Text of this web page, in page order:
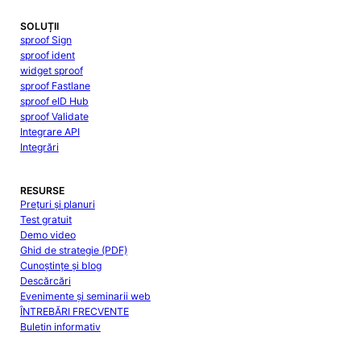
SOLUȚII
sproof Sign
sproof ident
widget sproof
sproof Fastlane
sproof eID Hub
sproof Validate
Integrare API
Integrări
RESURSE
Prețuri și planuri
Test gratuit
Demo video
Ghid de strategie (PDF)
Cunoștințe și blog
Descărcări
Evenimente și seminarii web
ÎNTREBĂRI FRECVENTE
Buletin informativ